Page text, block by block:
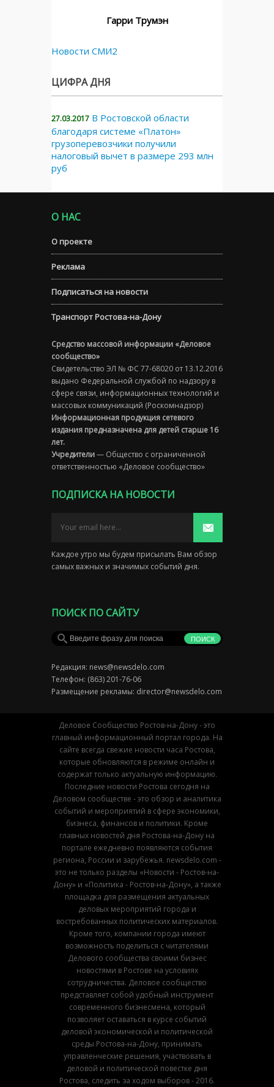
Гарри Трумэн
Новости СМИ2
ЦИФРА ДНЯ
27.03.2017 В Ростовской области
благодаря системе «Платон»
грузоперевозчики получили
налоговый вычет в размере 293 млн
руб
О НАС
О проекте
Реклама
Подписаться на новости
Транспорт Ростова-на-Дону
Средство массовой информации «Деловое
сообщество»
Свидетельство ЭЛ № ФС 77-68020 от 13.12.2016
выдано Федеральной службой по надзору в
сфере связи, информационных технологий и
массовых коммуникаций (Роскомнадзор)
Информационная продукция сетевого
издания предназначена для детей старше 16
лет.
Учредители— Общество с ограниченной
ответственностью «Деловое сообщество»
ПОДПИСКА НА НОВОСТИ
Каждое утро мы будем присылать Вам обзор
самых важных и значимых событий дня.
ПОИСК ПО САЙТУ
Редакция: news@newsdelo.com
Телефон: (863) 201-76-06
Размещение рекламы: director@newsdelo.com
Деловое Сообщество Ростов-на-Дону - это
главный информационный портал города. На
сайте всегда свежие новости часа Ростова,
которые обновляются в режиме онлайн и
содержат только актуальную информацию.
Последние новости Ростова сегодня на
Деловом сообществе - это обзор и аналитика
событий и мероприятий в сфере экономики,
бизнеса, финансов и политики. Кроме
главных новостей дня Ростова-на-Дону на
портале ежедневно появляются события
региона, России и зарубежья. newsdelo.com -
это не только разделы «Новости - Ростов-на-
Дону» и «Политика - Ростов-на-Дону», а также
площадка для размещения актуальных
деловых мероприятий города и
востребованных политических материалов.
Кроме того, компании города имеют
возможность поделиться с читателями
Делового сообщества своими бизнес
новостями в Ростове на условиях
сотрудничества. Деловое сообщество
представляет собой удобный инструмент
современного бизнесмена, который
позволяет оставаться в курсе событий
деловой экономической и политической
среды Ростова-на-Дону, принимать
управленческие решения, участвовать в
деловой и политической повестке дня
Ростова, следить за ходом выборов - 2016.